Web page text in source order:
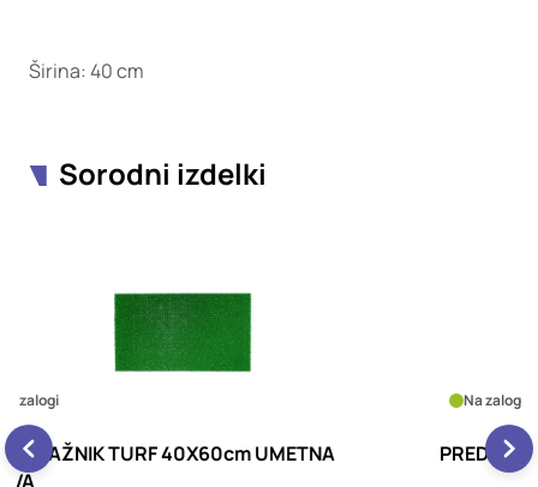
Širina: 40 cm
Sorodni izdelki
PREDPRAŽNIK ALEX 40X60cm KOKOS